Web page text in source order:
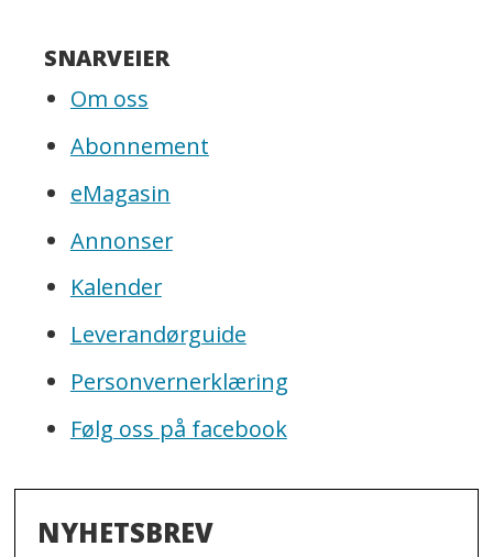
SNARVEIER
Om oss
Abonnement
eMagasin
Annonser
Kalender
Leverandørguide
Personvernerklæring
Følg oss på facebook
NYHETSBREV